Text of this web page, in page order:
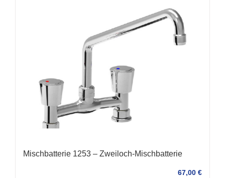
Mischbatterie 1253 – Zweiloch-Mischbatterie
67,00 €